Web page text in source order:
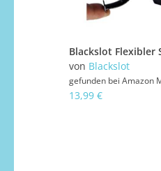
von Blackslot
gefunden bei Amazon
13,99 €